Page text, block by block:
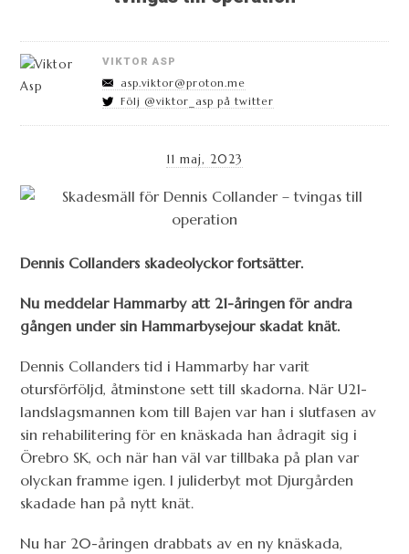
VIKTOR ASP
asp.viktor@proton.me
Följ @viktor_asp på twitter
11 maj, 2023
Dennis Collanders skadeolyckor fortsätter.
Nu meddelar Hammarby att 21-åringen för andra
gången under sin Hammarbysejour skadat knät.
Dennis Collanders tid i Hammarby har varit
otursförföljd, åtminstone sett till skadorna. När U21-
landslagsmannen kom till Bajen var han i slutfasen av
sin rehabilitering för en knäskada han ådragit sig i
Örebro SK, och när han väl var tillbaka på plan var
olyckan framme igen. I juliderbyt mot Djurgården
skadade han på nytt knät.
Nu har 20-åringen drabbats av en ny knäskada,